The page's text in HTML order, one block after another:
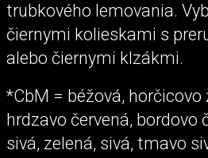
trubkového lemovania.
čiernymi kolieskami s
alebo čiernymi klzákmi.
*CbM = béžová,
hrdzavo červená, bordovo
sivá, zelená, sivá, tmavo